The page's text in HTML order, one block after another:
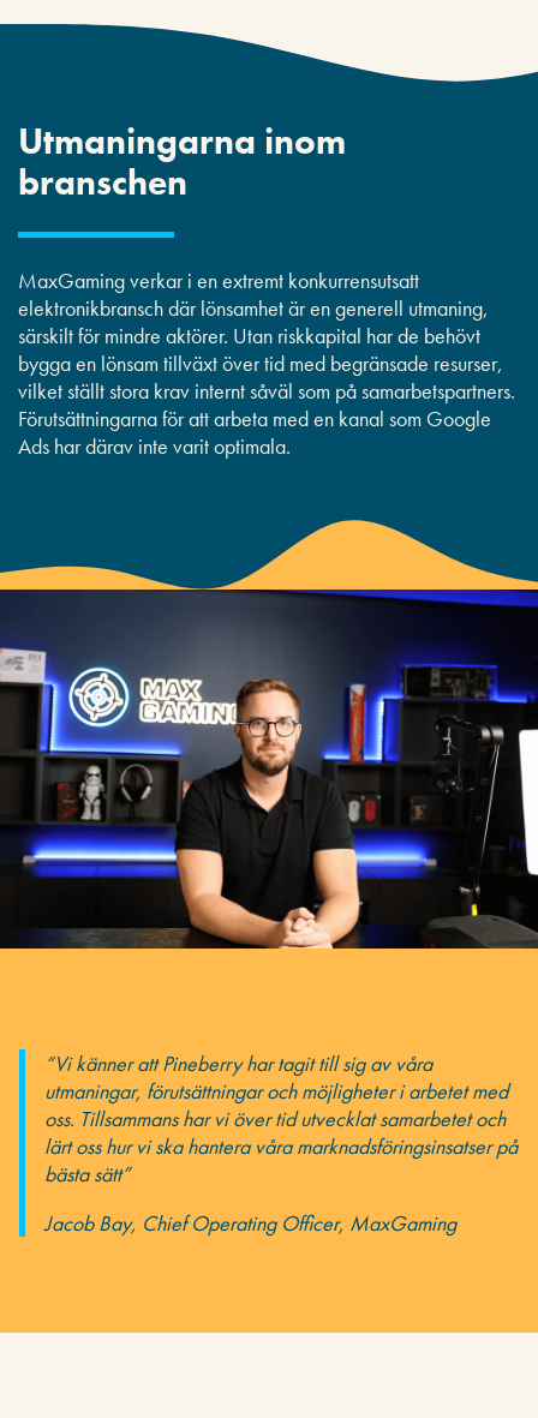
Utmaningarna inom
branschen
MaxGaming verkar i en extremt konkurrensutsatt
elektronikbransch där lönsamhet är en generell utmaning,
särskilt för mindre aktörer. Utan riskkapital har de behövt
bygga en lönsam tillväxt över tid med begränsade resurser,
vilket ställt stora krav internt såväl som på samarbetspartners.
Förutsättningarna för att arbeta med en kanal som Google
Ads har därav inte varit optimala.
“Vi känner att Pineberry har tagit till sig av våra
utmaningar, förutsättningar och möjligheter i arbetet med
oss. Tillsammans har vi över tid utvecklat samarbetet och
lärt oss hur vi ska hantera våra marknadsföringsinsatser på
bästa sätt”
Jacob Bay, Chief Operating Officer, MaxGaming